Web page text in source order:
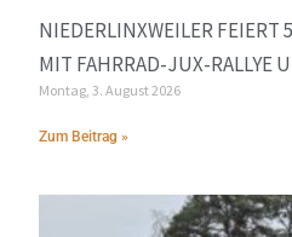
NIEDERLINXWEILER FEIERT
MIT FAHRRAD-JUX-RALLYE
Montag, 3. August 2026
Zum Beitrag »